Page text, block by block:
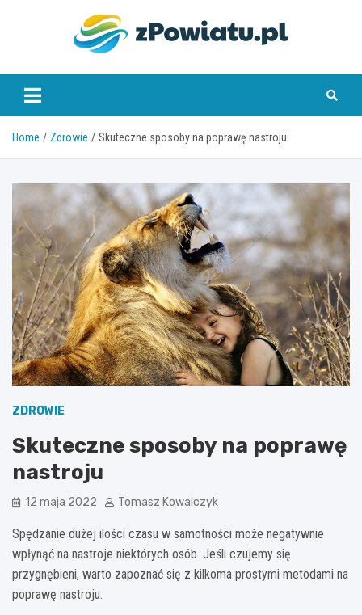
zpowiatu.pl
Home Zdrowie Skuteczne sposoby na poprawę nastroju
ZDROWIE
Skuteczne sposoby na poprawę
nastroju
12 maja 2022 Tomasz Kowalczyk
Spędzanie dużej ilości czasu w samotności może negatywnie
wpłynąć na nastroje niektórych osób. Jeśli czujemy się
przygnębieni, warto zapoznać się z kilkoma prostymi metodami na
poprawę nastroju.